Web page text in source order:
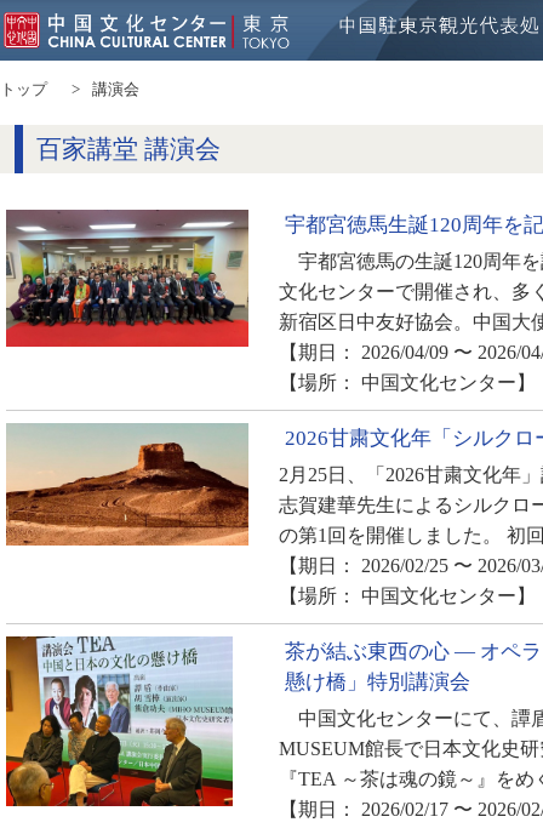
トップ 講演会
百家講堂 講演会
宇都宮徳馬生誕120周年を
宇都宮徳馬の生誕120周年
文化センターで開催され、多
新宿区日中友好協会。中国
【期日： 2026/04/09 〜 2026/
【場所： 中国文化センター】
2026甘粛文化年「シルク
2月25日、「2026甘粛文化年
志賀建華先生によるシルクロ
の第1回を開催しました。 初
【期日： 2026/02/25 〜 2026/
【場所： 中国文化センター】
茶が結ぶ東西の心 ― オペ
懸け橋」特別講演会
中国文化センターにて、譚
MUSEUM館長で日本文化史
『TEA ～茶は魂の鏡～』を
【期日： 2026/02/17 〜 2026/